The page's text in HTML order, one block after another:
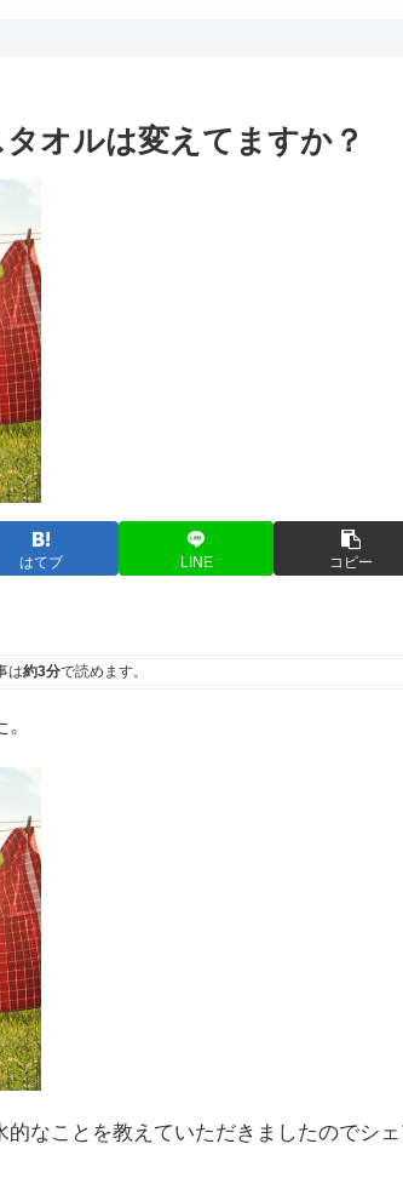
オルは変えてますか？
はてブ LINE コピー
は約3分で読めます。
なことを教えていただきましたのでシ